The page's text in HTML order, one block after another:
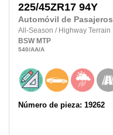
225/45ZR17 94Y
Automóvil de Pasajeros
All-Season / Highway Terrain
BSW MTP
540/AA/A
Número de pieza: 19262